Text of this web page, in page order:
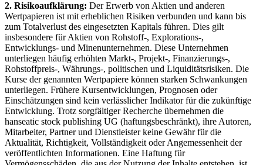
2. Risikoaufklärung: Der Erwerb von Aktien und anderen
Wertpapieren ist mit erheblichen Risiken verbunden und kann bis
zum Totalverlust des eingesetzten Kapitals führen. Dies gilt
insbesondere für Aktien von Rohstoff-, Explorations-,
Entwicklungs- und Minenunternehmen. Diese Unternehmen
unterliegen häufig erhöhten Markt-, Projekt-, Finanzierungs-,
Rohstoffpreis-, Währungs-, politischen und Liquiditätsrisiken. Die
Kurse der genannten Wertpapiere können starken Schwankungen
unterliegen. Frühere Kursentwicklungen, Prognosen oder
Einschätzungen sind kein verlässlicher Indikator für die zukünftige
Entwicklung. Trotz sorgfältiger Recherche übernehmen die
hanseatic stock publishing UG (haftungsbeschränkt), ihre Autoren,
Mitarbeiter, Partner und Dienstleister keine Gewähr für die
Aktualität, Richtigkeit, Vollständigkeit oder Angemessenheit der
veröffentlichten Informationen. Eine Haftung für